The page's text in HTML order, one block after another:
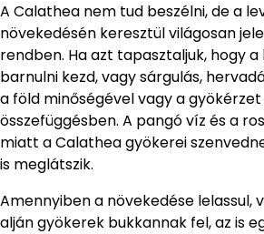
A Calathea nem tud beszélni, de a
növekedésén keresztül világosan
rendben. Ha azt tapasztaljuk, hogy a
barnulni kezd, vagy sárgulás,
a föld minőségével vagy a
összefüggésben. A pangó víz és a
miatt a Calathea gyökerei
is meglátszik.
Amennyiben a növekedése lelassul,
alján gyökerek bukkannak fel, az is